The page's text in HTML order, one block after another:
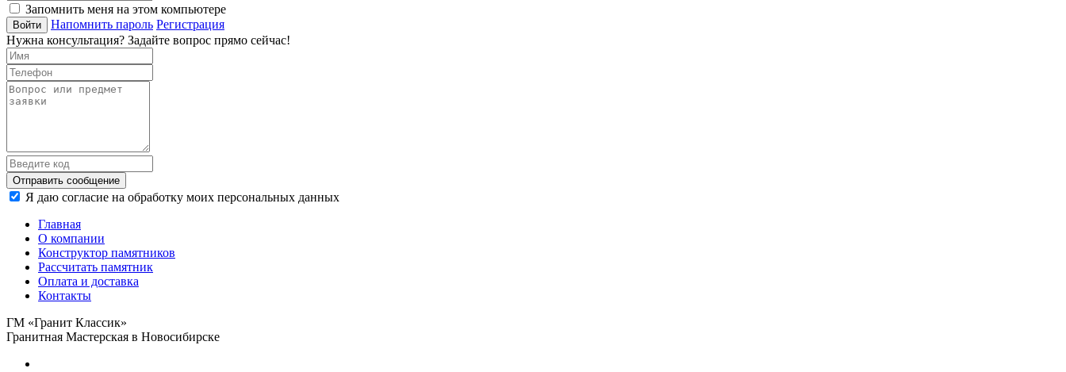
Запомнить меня на этом компьютере
Войти Напомнить пароль Регистрация
Нужна консультация? Задайте вопрос прямо сейчас!
Отправить сообщение
Я даю согласие на обработку моих персональных данных
Главная
О компании
Конструктор памятников
Рассчитать памятник
Оплата и доставка
Контакты
ГМ «Гранит Классик»
Гранитная Мастерская в Новосибирске